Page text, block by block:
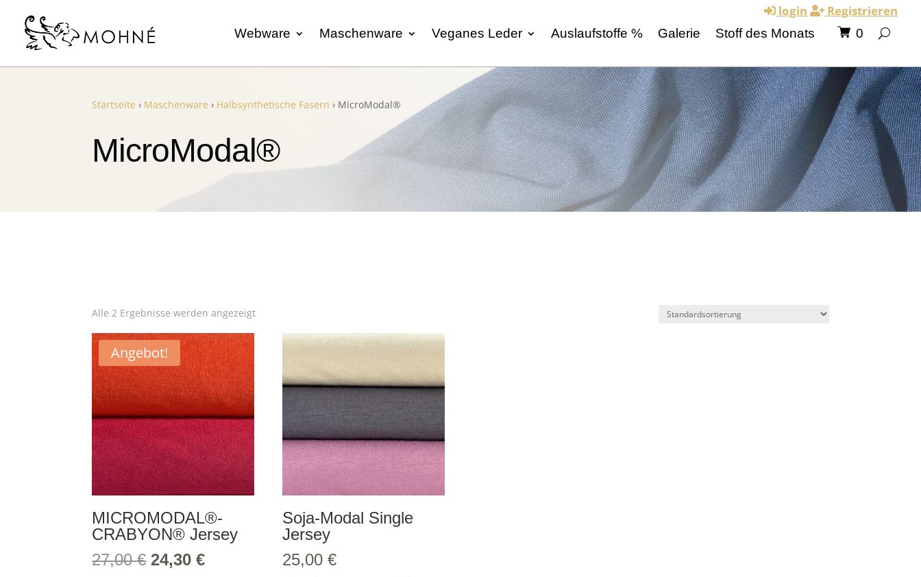
Webware Maschenware Veganes Leder Auslaufstoffe % Galerie Stoff des Monats 0
login Registrieren
Startseite › Maschenware › Halbsynthetische Fasern › MicroModal®
MicroModal®
Alle 2 Ergebnisse werden angezeigt
Angebot!
MICROMODAL®-
CRABYON® Jersey
27,00€ Ursprünglicher
24,30€Aktueller
Soja-Modal Single
Jersey
25,00€